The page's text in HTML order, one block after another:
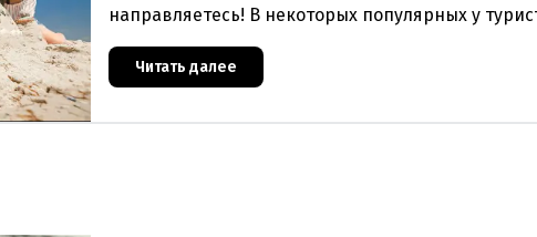
направляетесь! В некоторых популярных у
государствах действуют настолько необычные и
Читать далее